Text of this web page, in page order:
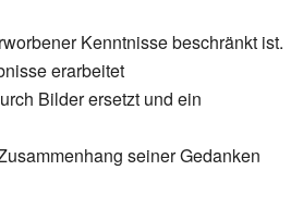
Kenntnisse beschränkt ist.
erarbeitet
Bilder ersetzt und ein
seiner Gedanken